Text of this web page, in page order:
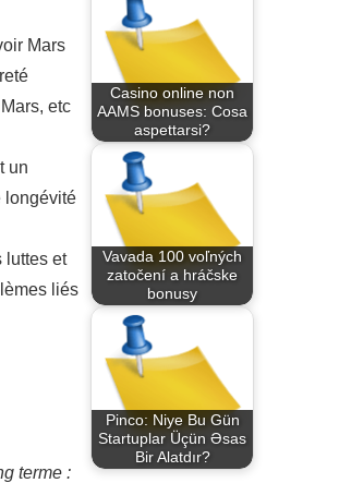
Mars
etc
un
longévité
luttes et
liés
terme :
Casino online non
AAMS bonuses: Cosa
aspettarsi?
Vavada 100 voľných
zatočení a hráčske
bonusy
Pinco: Niye Bu Gün
Startuplar Üçün Əsas
Bir Alatdır?